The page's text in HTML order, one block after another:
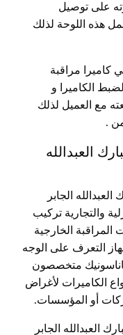
على توصيل
هذه اللوحة لذلك
كاميرا مراقبة
الكاميرا و
مع العميل لذلك
.
العبدالله
الجابر
والتجارية تركيب
المراقبة الخارجية
التعرف على الوجه
متخصصون
الكاميرات لأغراض
أو المؤسسات.
العبدالله الجابر